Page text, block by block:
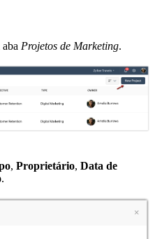
aba Projetos de Marketing.
, Proprietário, Data de
.